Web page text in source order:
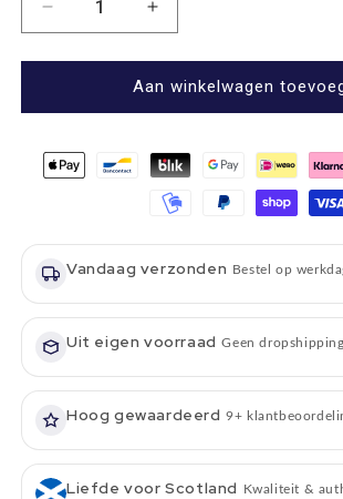
Aantal
verlagen
voor
Whiskystenen
-
-
Groot
van
6
Bar
Originale
Aantal
verhogen
voor
Whiskystenen
-
-
Groot
van
6
Bar
Originale
Aan winkelwagen
Vandaag verzonden Bestel op
Uit eigen voorraad Geen dropshipping.
Hoog gewaardeerd 9+
Liefde voor Scotland Kwaliteit &